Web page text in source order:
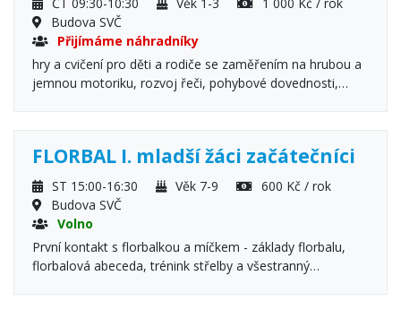
Budova SVČ
Přijímáme náhradníky
hry a cvičení pro děti a rodiče se zaměřením na hrubou a
jemnou motoriku, rozvoj řeči, pohybové dovednosti,
FLORBAL I. mladší žáci začátečníci
ST 15:00-16:30 Věk 7-9
600 Kč / rok
Budova SVČ
Volno
První kontakt s florbalkou a míčkem - základy florbalu,
florbalová abeceda, trénink střelby a všestranný